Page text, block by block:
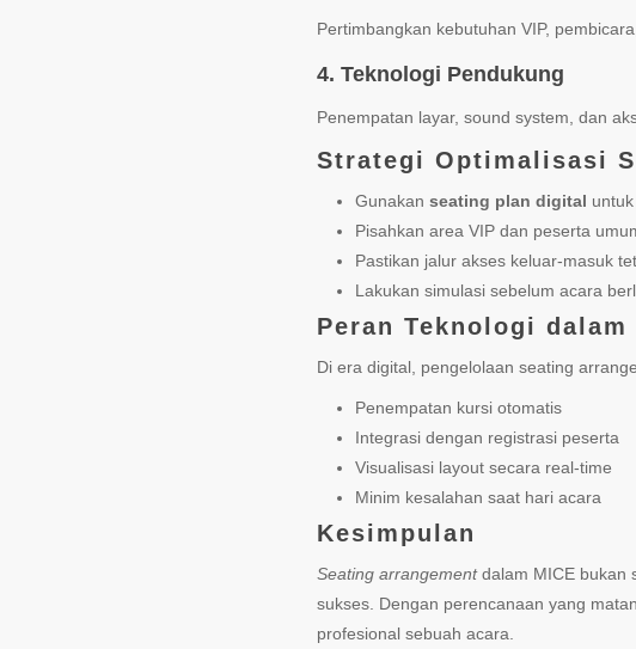
Pertimbangkan kebutuhan VIP,
4. Teknologi Pendukung
Penempatan layar, sound system, dan
Strategi Optimalisasi
Gunakan seating plan digital
Pisahkan area VIP dan peserta
Pastikan jalur akses keluar-masuk
Lakukan simulasi sebelum acara
Peran Teknologi
Di era digital, pengelolaan seating
Penempatan kursi otomatis
Integrasi dengan registrasi peserta
Visualisasi layout secara real-time
Minim kesalahan saat hari acara
Kesimpulan
Seating arrangementdalam MICE bukan
sukses. Dengan perencanaan yang
profesional sebuah acara.